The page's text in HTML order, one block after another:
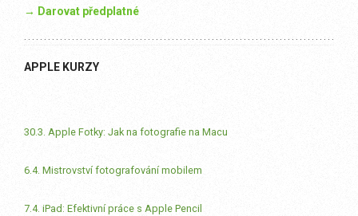
→ Darovat předplatné
APPLE KURZY
30.3. Apple Fotky: Jak na fotografie na Macu
6.4. Mistrovství fotografování mobilem
7.4. iPad: Efektivní práce s Apple Pencil